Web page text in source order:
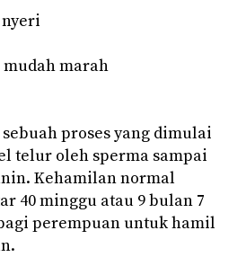
nyeri
marah
proses yang dimulai
telur oleh sperma sampai
Kehamilan normal
40 minggu atau 9 bulan 7
perempuan untuk hamil